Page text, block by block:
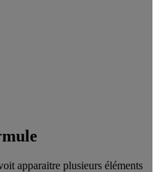
apparaitre plusieurs éléments